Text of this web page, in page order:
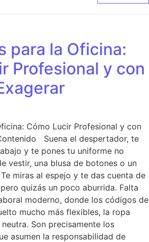
para la Oficina:
Profesional y con
Cómo Lucir Profesional y con
Suena el despertador, te
y te pones tu uniforme no
vestir, una blusa de botones o un
miras al espejo y te das cuenta de
quizás un poco aburrida. Falta
moderno, donde los códigos de
mucho más flexibles, la ropa
Son precisamente los
asumen la responsabilidad de